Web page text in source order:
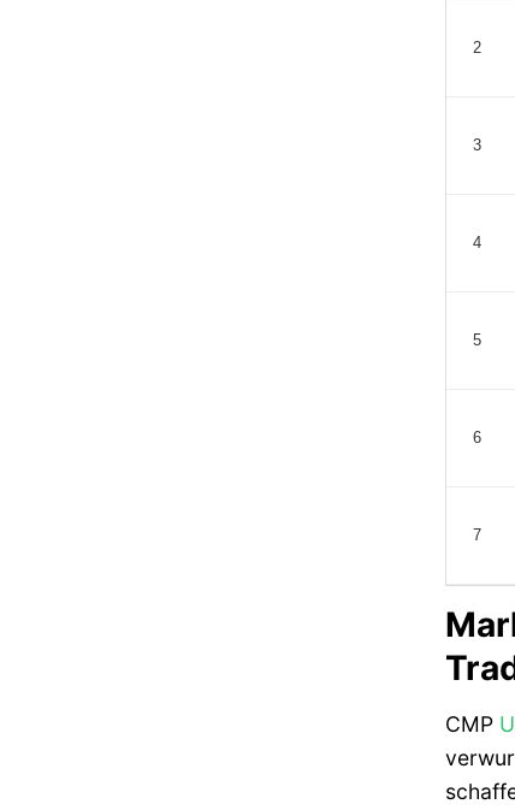
2
3
4
5
6
7
CMP